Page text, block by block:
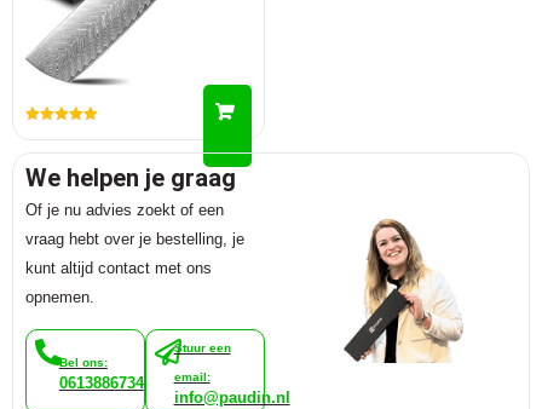
We helpen je graag
Of je nu advies zoekt of een
vraag hebt over je bestelling, je
kunt altijd contact met ons
opnemen.
Bel ons:
0613886734
Stuur een
email:
info@paudin.nl